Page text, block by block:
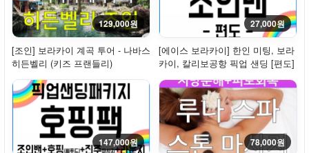
129,000원
[조인] 보라카이 계곡 투어 - 나바스
히든벨리 (키즈 프랜들리)
27,000원
[에이스 보라카이] 한인 미팅, 보라
카이, 칼리보공항 픽업 샌딩 [편도]
- 조인밴
147,000원 78,000원